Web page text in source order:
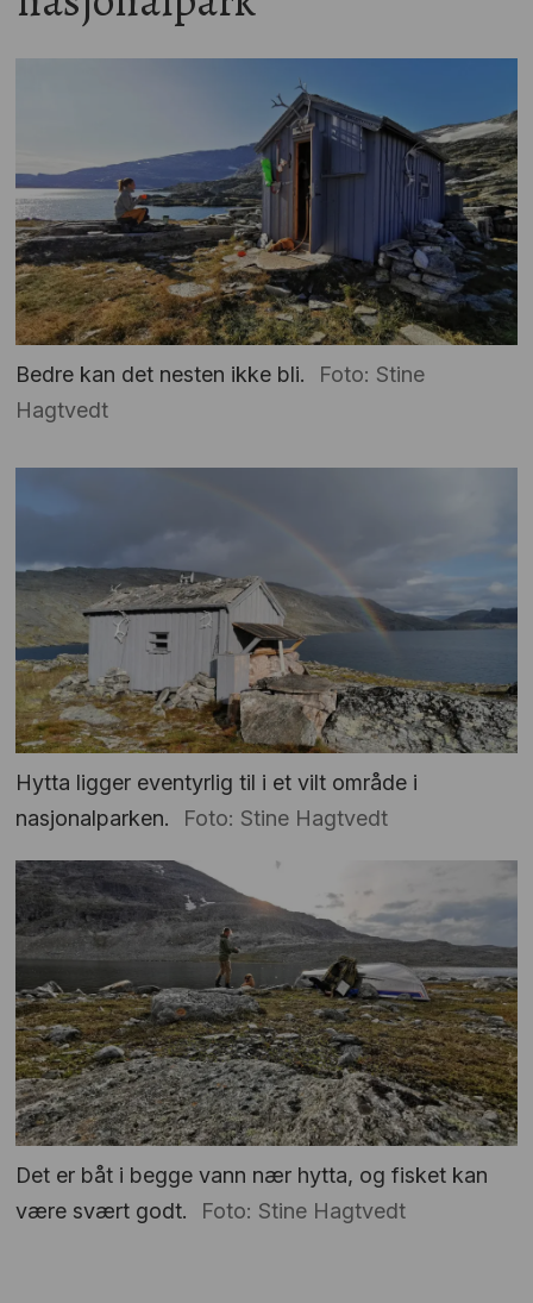
Bedre kan det nesten ikke bli.
Foto: Stine
Hagtvedt
Hytta ligger eventyrlig til i et vilt område i
nasjonalparken.
Foto: Stine Hagtvedt
Det er båt i begge vann nær hytta, og fisket kan
være svært godt.
Foto: Stine Hagtvedt